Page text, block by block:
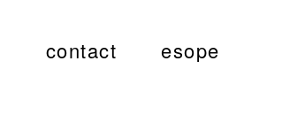
contact esope